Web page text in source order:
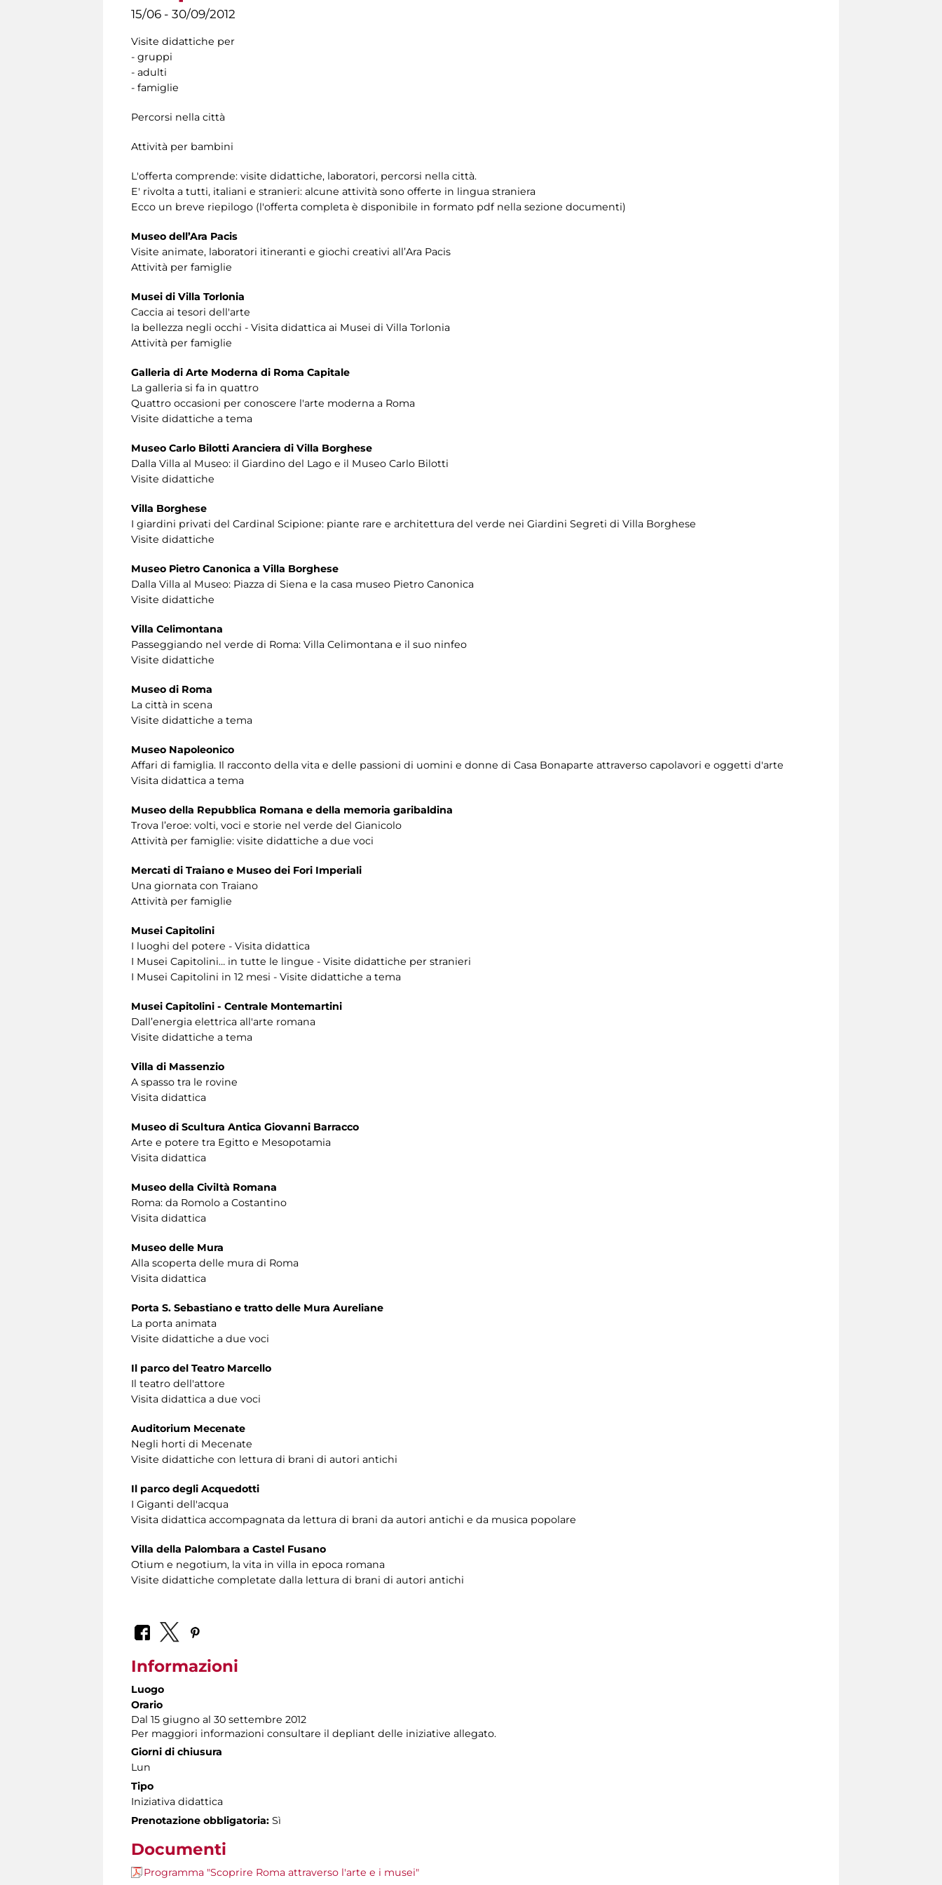
15/06 - 30/09/2012
Visite didattiche per
- gruppi
- adulti
- famiglie
Percorsi nella città
Attività per bambini
L'offerta comprende: visite didattiche, laboratori, percorsi nella città.
E' rivolta a tutti, italiani e stranieri: alcune attività sono offerte in lingua straniera
Ecco un breve riepilogo (l'offerta completa è disponibile in formato pdf nella sezione documenti)
Museo dell’Ara Pacis
Visite animate, laboratori itineranti e giochi creativi all’Ara Pacis
Attività per famiglie
Musei di Villa Torlonia
Caccia ai tesori dell'arte
la bellezza negli occhi - Visita didattica ai Musei di Villa Torlonia
Attività per famiglie
Galleria di Arte Moderna di Roma Capitale
La galleria si fa in quattro
Quattro occasioni per conoscere l'arte moderna a Roma
Visite didattiche a tema
Museo Carlo Bilotti Aranciera di Villa Borghese
Dalla Villa al Museo: il Giardino del Lago e il Museo Carlo Bilotti
Visite didattiche
Villa Borghese
I giardini privati del Cardinal Scipione: piante rare e architettura del verde nei Giardini Segreti di Villa Borghese
Visite didattiche
Museo Pietro Canonica a Villa Borghese
Dalla Villa al Museo: Piazza di Siena e la casa museo Pietro Canonica
Visite didattiche
Villa Celimontana
Passeggiando nel verde di Roma: Villa Celimontana e il suo ninfeo
Visite didattiche
Museo di Roma
La città in scena
Visite didattiche a tema
Museo Napoleonico
Affari di famiglia. Il racconto della vita e delle passioni di uomini e donne di Casa Bonaparte attraverso capolavori e oggetti d'arte
Visita didattica a tema
Museo della Repubblica Romana e della memoria garibaldina
Trova l’eroe: volti, voci e storie nel verde del Gianicolo
Attività per famiglie: visite didattiche a due voci
Mercati di Traiano e Museo dei Fori Imperiali
Una giornata con Traiano
Attività per famiglie
Musei Capitolini
I luoghi del potere - Visita didattica
I Musei Capitolini… in tutte le lingue - Visite didattiche per stranieri
I Musei Capitolini in 12 mesi - Visite didattiche a tema
Musei Capitolini - Centrale Montemartini
Dall’energia elettrica all'arte romana
Visite didattiche a tema
Villa di Massenzio
A spasso tra le rovine
Visita didattica
Museo di Scultura Antica Giovanni Barracco
Arte e potere tra Egitto e Mesopotamia
Visita didattica
Museo della Civiltà Romana
Roma: da Romolo a Costantino
Visita didattica
Museo delle Mura
Alla scoperta delle mura di Roma
Visita didattica
Porta S. Sebastiano e tratto delle Mura Aureliane
La porta animata
Visite didattiche a due voci
Il parco del Teatro Marcello
Il teatro dell'attore
Visita didattica a due voci
Auditorium Mecenate
Negli horti di Mecenate
Visite didattiche con lettura di brani di autori antichi
Il parco degli Acquedotti
I Giganti dell'acqua
Visita didattica accompagnata da lettura di brani da autori antichi e da musica popolare
Villa della Palombara a Castel Fusano
Otium e negotium, la vita in villa in epoca romana
Visite didattiche completate dalla lettura di brani di autori antichi
Informazioni
Luogo
Orario
Dal 15 giugno al 30 settembre 2012
Per maggiori informazioni consultare il depliant delle iniziative allegato.
Giorni di chiusura
Lun
Tipo
Iniziativa didattica
Prenotazione obbligatoria: Sì
Documenti
Programma "Scoprire Roma attraverso l'arte e i musei"